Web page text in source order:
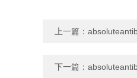
上一篇：
下一篇：